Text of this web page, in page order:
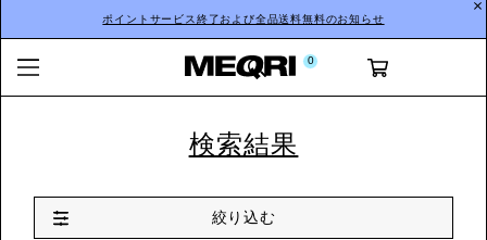
ポイントサービス終了および全品送料無料のお知らせ
0
検索結果
絞り込む